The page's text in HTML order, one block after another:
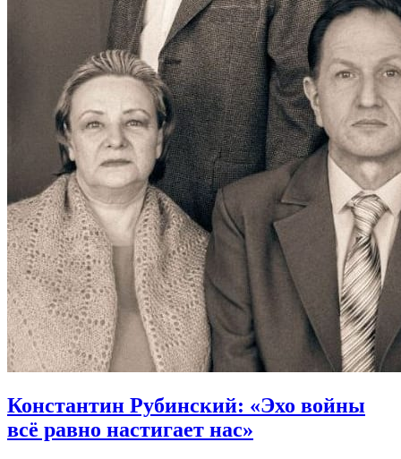
Константин Рубинский: «Эхо войны
всё равно настигает нас»